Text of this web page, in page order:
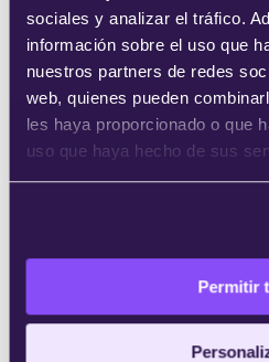
sociales y analizar el tráfico.
información sobre el uso que
nuestros partners de redes
web, quienes pueden
les haya proporcionado o que
uso que haya hecho de sus
Permitir